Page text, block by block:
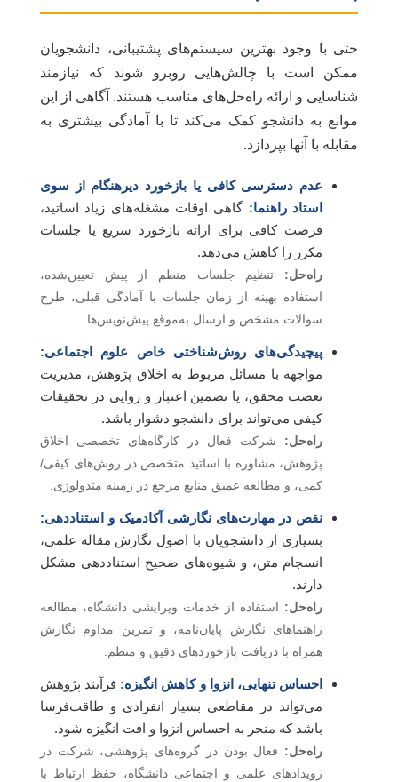
حتی با وجود بهترین سیستم‌های پشتیبانی، دانشجویان
ممکن است با چالش‌هایی روبرو شوند که نیازمند
شناسایی و ارائه راه‌حل‌های مناسب هستند. آگاهی از این
موانع به دانشجو کمک می‌کند تا با آمادگی بیشتری به
مقابله با آنها بپردازد.
عدم دسترسی کافی یا بازخورد دیرهنگام از سوی
استاد راهنما: گاهی اوقات مشغله‌های زیاد اساتید،
فرصت کافی برای ارائه بازخورد سریع یا جلسات
مکرر را کاهش می‌دهد.
راه‌حل: تنظیم جلسات منظم از پیش تعیین‌شده،
استفاده بهینه از زمان جلسات با آمادگی قبلی، طرح
سوالات مشخص و ارسال به‌موقع پیش‌نویس‌ها.
پیچیدگی‌های روش‌شناختی خاص علوم اجتماعی:
مواجهه با مسائل مربوط به اخلاق پژوهش، مدیریت
تعصب محقق، یا تضمین اعتبار و روایی در تحقیقات
کیفی می‌تواند برای دانشجو دشوار باشد.
راه‌حل: شرکت فعال در کارگاه‌های تخصصی اخلاق
پژوهش، مشاوره با اساتید متخصص در روش‌های کیفی/
کمی، و مطالعه عمیق منابع مرجع در زمینه متدولوژی.
نقص در مهارت‌های نگارشی آکادمیک و استناددهی:
بسیاری از دانشجویان با اصول نگارش مقاله علمی،
انسجام متن، و شیوه‌های صحیح استناددهی مشکل
دارند.
راه‌حل: استفاده از خدمات ویرایشی دانشگاه، مطالعه
راهنماهای نگارش پایان‌نامه، و تمرین مداوم نگارش
همراه با دریافت بازخوردهای دقیق و منظم.
احساس تنهایی، انزوا و کاهش انگیزه: فرآیند پژوهش
می‌تواند در مقاطعی بسیار انفرادی و طاقت‌فرسا
باشد که منجر به احساس انزوا و افت انگیزه شود.
راه‌حل: فعال بودن در گروه‌های پژوهشی، شرکت در
رویدادهای علمی و اجتماعی دانشگاه، حفظ ارتباط با